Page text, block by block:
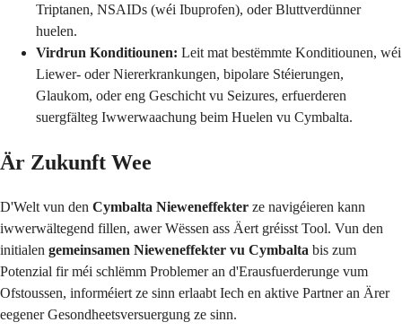
Triptanen, NSAIDs (wéi Ibuprofen), oder Bluttverdünner
huelen.
Virdrun Konditiounen: Leit mat bestëmmte Konditiounen, wéi
Liewer- oder Niererkrankungen, bipolare Stéierungen,
Glaukom, oder eng Geschicht vu Seizures, erfuerderen
suergfälteg Iwwerwaachung beim Huelen vu Cymbalta.
Är Zukunft Wee
D'Welt vun den Cymbalta Nieweneffekter ze navigéieren kann
iwwerwältegend fillen, awer Wëssen ass Äert gréisst Tool. Vun den
initialen gemeinsamen Nieweneffekter vu Cymbalta bis zum
Potenzial fir méi schlëmm Problemer an d'Erausfuerderunge vum
Ofstoussen, informéiert ze sinn erlaabt Iech en aktive Partner an Ärer
eegener Gesondheetsversuergung ze sinn.